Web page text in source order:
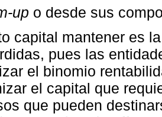
up o desde sus
capital mantener es
pues las
el binomio
el capital que
que pueden